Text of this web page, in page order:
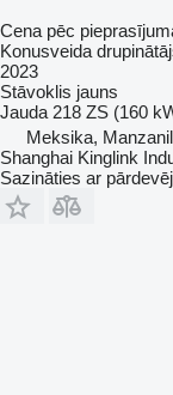
Cena pēc
Konusveida
2023
Stāvoklis jauns
Jauda 218 ZS (160
Meksika,
Shanghai Kinglink
Sazināties ar